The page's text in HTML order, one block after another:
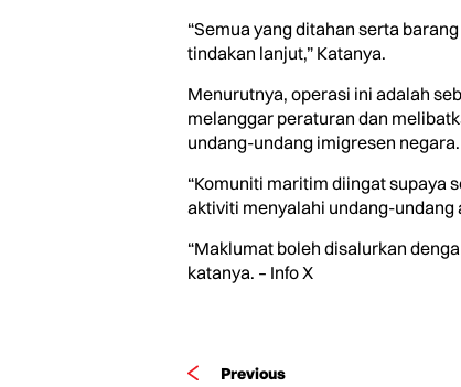
“Semua yang ditahan serta
tindakan lanjut,” Katanya.
Menurutnya, operasi ini adalah
melanggar peraturan dan
undang-undang imigresen negara.
“Komuniti maritim diingat supaya
aktiviti menyalahi undang-undang
“Maklumat boleh disalurkan
katanya. – Info X
Previous